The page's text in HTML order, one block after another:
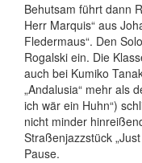
Behutsam führt dann
Herr Marquis“ aus
Fledermaus“. Den
Rogalski ein. Die
auch bei Kumiko
„Andalusia“ mehr als
ich wär ein Huhn“)
nicht minder
Straßenjazzstück
Pause.